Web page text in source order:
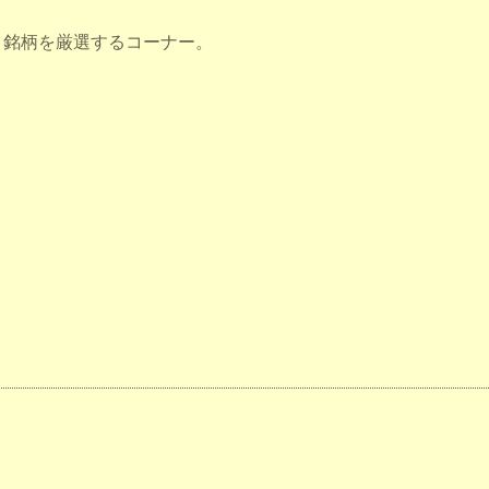
柄を厳選するコーナー。